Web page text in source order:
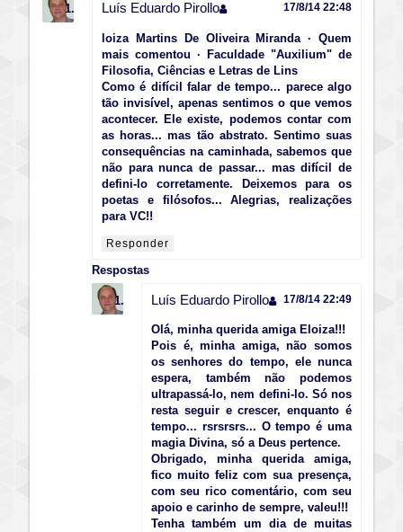
Luís Eduardo Pirollo 17/8/14 22:48
loiza Martins De Oliveira Miranda · Quem
mais comentou · Faculdade "Auxilium" de
Filosofia, Ciências e Letras de Lins
Como é difícil falar de tempo... parece algo
tão invisível, apenas sentimos o que vemos
acontecer. Ele existe, podemos contar com
as horas... mas tão abstrato. Sentimo suas
consequências na caminhada, sabemos que
não para nunca de passar... mas difícil de
defini-lo corretamente. Deixemos para os
poetas e filósofos... Alegrias, realizações
para VC!!
Responder
Respostas
Luís Eduardo Pirollo 17/8/14 22:49
Olá, minha querida amiga Eloiza!!!
Pois é, minha amiga, não somos
os senhores do tempo, ele nunca
espera, também não podemos
ultrapassá-lo, nem defini-lo. Só nos
resta seguir e crescer, enquanto é
tempo... rsrsrsrs... O tempo é uma
magia Divina, só a Deus pertence.
Obrigado, minha querida amiga,
fico muito feliz com sua presença,
com seu rico comentário, com seu
apoio e carinho de sempre, valeu!!!
Tenha também um dia de muitas